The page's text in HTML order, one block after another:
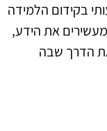
בקידום הלמידה
את הידע,
הדרך שבה